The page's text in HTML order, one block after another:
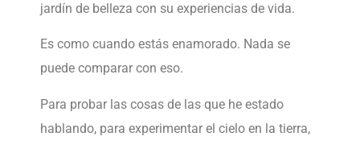
jardín de belleza con su experiencias de vida.
Es como cuando estás enamorado. Nada se
puede comparar con eso.
Para probar las cosas de las que he estado
hablando, para experimentar el cielo en la tierra,